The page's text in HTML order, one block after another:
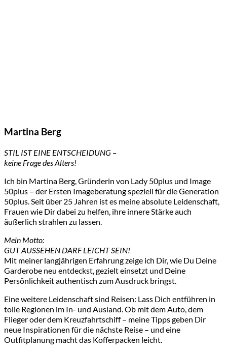
Martina Berg
STIL IST EINE ENTSCHEIDUNG –
keine Frage des Alters!
Ich bin Martina Berg, Gründerin von Lady 50plus und Image
50plus – der Ersten Imageberatung speziell für die Generation
50plus. Seit über 25 Jahren ist es meine absolute Leidenschaft,
Frauen wie Dir dabei zu helfen, ihre innere Stärke auch
äußerlich strahlen zu lassen.
Mein Motto:
GUT AUSSEHEN DARF LEICHT SEIN!
Mit meiner langjährigen Erfahrung zeige ich Dir, wie Du Deine
Garderobe neu entdeckst, gezielt einsetzt und Deine
Persönlichkeit authentisch zum Ausdruck bringst.
Eine weitere Leidenschaft sind Reisen: Lass Dich entführen in
tolle Regionen im In- und Ausland. Ob mit dem Auto, dem
Flieger oder dem Kreuzfahrtschiff – meine Tipps geben Dir
neue Inspirationen für die nächste Reise – und eine
Outfitplanung macht das Kofferpacken leicht.